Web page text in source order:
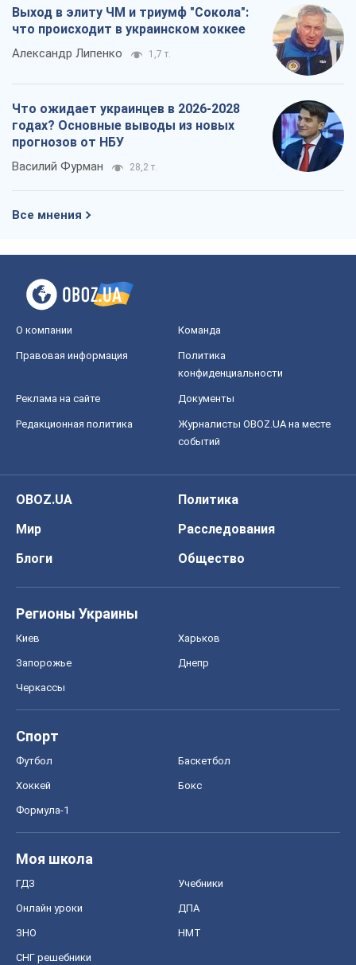
Выход в элиту ЧМ и триумф "Сокола":
что происходит в украинском хоккее
Александр Липенко 1,7 т.
Что ожидает украинцев в 2026-2028
годах? Основные выводы из новых
прогнозов от НБУ
Василий Фурман 28,2 т.
Все мнения
О компании Команда
Правовая информация
Политика
конфиденциальности
Реклама на сайте Документы
Редакционная политика
Журналисты OBOZ.UA на месте
событий
OBOZ.UA
Политика
Мир
Расследования
Блоги
Общество
Регионы Украины
Киев Харьков
Запорожье Днепр
Черкассы
Спорт
Футбол Баскетбол
Хоккей Бокс
Формула-1
Моя школа
ГДЗ Учебники
Онлайн уроки ДПА
ЗНО НМТ
СНГ решебники